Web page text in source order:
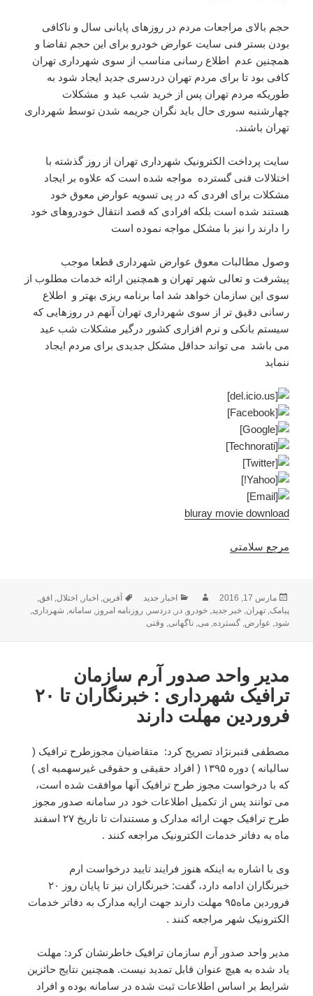
حجم بالای مراجعات مردم در روزهای پایانی سال و ناکافی
بودن بستر فنی سایت عوارض خودرو برای این حجم تقاضا و
همچنین عدم اطلاع رسانی مناسب از سوی شهرداری تهران
کافی بود تا برای مردم تهران دردسری جدید ایجاد شود به
طوریکه مردم تهران پس از خرید شب عید و مشکلات
چهارشنبه سوری حال باید نگران جریمه شدن توسط شهرداری
تهران باشند.
سایت پرداخت الکترونیک شهرداری تهران از روز گذشته با
اختلالات فنی گسترده مواجه شده است که علاوه بر ایجاد
مشکلات برای افردی که در پی تسویه عوارض معوق خود
هستند شده است بلکه افرادی که قصد انتقال خودروهای خود
را دارند را نیز با مشکل مواجه نموده است
وصول مطالبات معوق عوارض شهرداری قطعا موجب
پیشرفت و تعالی شهر تهران و همچنین ارائه خدمات مطلوب از
سوی این سازمان خواهد شد اما برنامه ریزی بهتر و اطلاع
رسانی دقیق تر از سوی شهرداری تهران آنهم در روزهایی که
سیستم بانکی و نرم افزاری کشور درگیر مشکلات شب عید
می باشد می تواند حداقل مشکل جدیدی برای مردم ایجاد
ننماید
bluray movie download
مرجع سلامتی
ارسال
شده
در
مارس 17, 2016 نویسندهدسته‌ها
اخبار جدید برچسب‌ها
آفرین ,اخبار ,اختلال ,افق
پیامک ,تهران ,خبر جدید ,خودرو ,در ,دردسر روزنامه امروز سامانه شهرداری
شود
عوارض ,گسترده ,می ,ناگهانی وقتی
مدیر واحد صدور آرم سازمان
ترافیک شهرداری : خبرنگاران تا ۲۰
فروردین مهلت دارند
مصطفی قنبرنژاد تصریح کرد: متقاضیان مجوزطرح ترافیک (
سالیانه ) دوره ۱۳۹۵ ( افراد حقیقی و حقوقی غیرسهمیه ای )
که با درخواست مجوز طرح ترافیک آنها موافقت شده است،
می توانند پس از تکمیل اطلاعات خود در سامانه صدور مجوز
طرح ترافیک جهت ارائه مدارک و مستندات تا تاریخ ۲۷ اسفند
ماه به دفاتر خدمات الکترونیک مراجعه کنند .
وی با اشاره به اینکه هنوز فرایند تایید درخواست ارم
خبرنگاران ادامه دارد، گفت: خبرنگاران نیز تا پایان روز ۲۰
فروردین ماه۹۵ مهلت دارند جهت ارایه مدارک به دفاتر خدمات
الکترونیک شهر مراجعه کنند .
مدیر واحد صدور آرم سازمان ترافیک خاطرنشان کرد: مهلت
یاد شده به هیچ عنوان قابل تمدید نیست. همچنین نتایج حائزین
شرایط بر اساس اطلاعات ثبت شده در سامانه بوده و افراد